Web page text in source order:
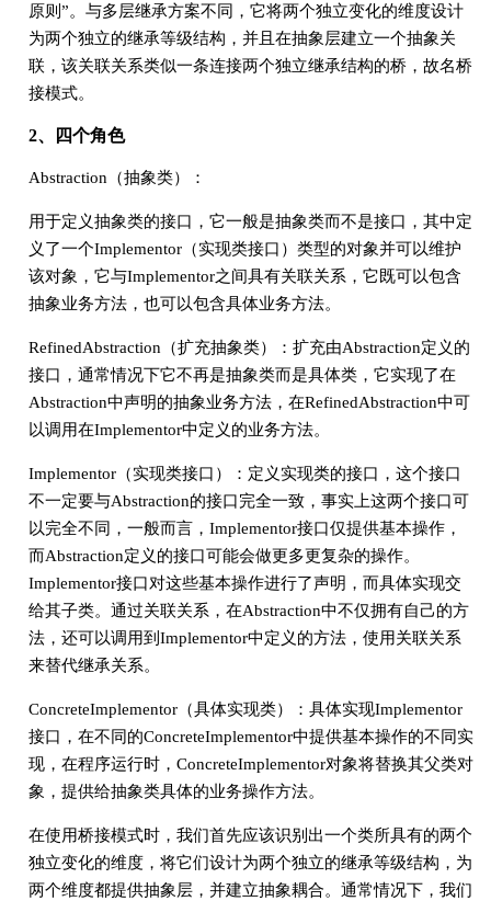
原则”。与多层继承方案不同，它将两个独立变化的维度设计
为两个独立的继承等级结构，并且在抽象层建立一个抽象关
联，该关联关系类似一条连接两个独立继承结构的桥，故名桥
接模式。
2、四个角色
Abstraction（抽象类）：
用于定义抽象类的接口，它一般是抽象类而不是接口，其中定
义了一个Implementor（实现类接口）类型的对象并可以维护
该对象，它与Implementor之间具有关联关系，它既可以包含
抽象业务方法，也可以包含具体业务方法。
RefinedAbstraction（扩充抽象类）：扩充由Abstraction定义的
接口，通常情况下它不再是抽象类而是具体类，它实现了在
Abstraction中声明的抽象业务方法，在RefinedAbstraction中可
以调用在Implementor中定义的业务方法。
Implementor（实现类接口）：定义实现类的接口，这个接口
不一定要与Abstraction的接口完全一致，事实上这两个接口可
以完全不同，一般而言，Implementor接口仅提供基本操作，
而Abstraction定义的接口可能会做更多更复杂的操作。
Implementor接口对这些基本操作进行了声明，而具体实现交
给其子类。通过关联关系，在Abstraction中不仅拥有自己的方
法，还可以调用到Implementor中定义的方法，使用关联关系
来替代继承关系。
ConcreteImplementor（具体实现类）：具体实现Implementor
接口，在不同的ConcreteImplementor中提供基本操作的不同实
现，在程序运行时，ConcreteImplementor对象将替换其父类对
象，提供给抽象类具体的业务操作方法。
在使用桥接模式时，我们首先应该识别出一个类所具有的两个
独立变化的维度，将它们设计为两个独立的继承等级结构，为
两个维度都提供抽象层，并建立抽象耦合。通常情况下，我们